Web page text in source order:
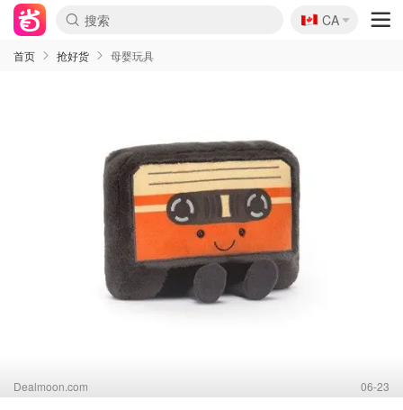
🇨🇦
CA
首页 抢好货 母婴玩具
Dealmoon.com 06-23